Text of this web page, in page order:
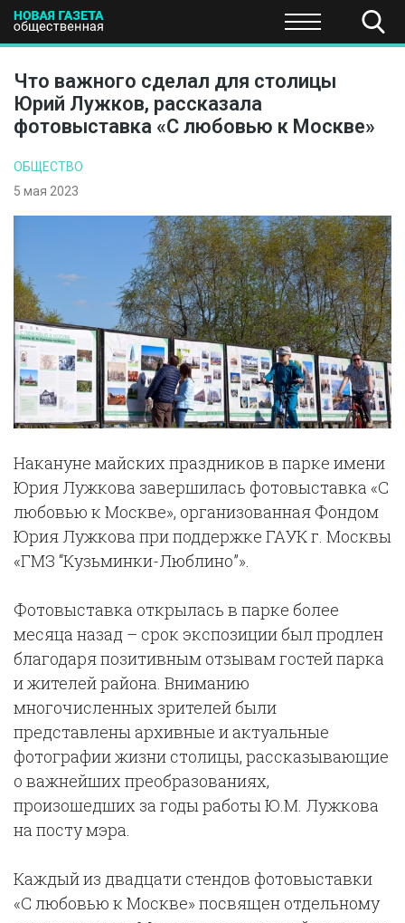
ПОЛИТИКА ЭКОНОМИКА НАУКА И
Что важного сделал для столицы
Юрий Лужков, рассказала
фотовыставка «С любовью к Москве»
ОБЩЕСТВО
5 мая 2023
Накануне майских праздников в парке имени
Юрия Лужкова завершилась фотовыставка «С
любовью к Москве», организованная Фондом
Юрия Лужкова при поддержке ГАУК г. Москвы
«ГМЗ “Кузьминки-Люблино”».
Фотовыставка открылась в парке более
месяца назад – срок экспозиции был продлен
благодаря позитивным отзывам гостей парка
и жителей района. Вниманию
многочисленных зрителей были
представлены архивные и актуальные
фотографии жизни столицы, рассказывающие
о важнейших преобразованиях,
произошедших за годы работы Ю.М. Лужкова
на посту мэра.
Каждый из двадцати стендов фотовыставки
«С любовью к Москве» посвящен отдельному